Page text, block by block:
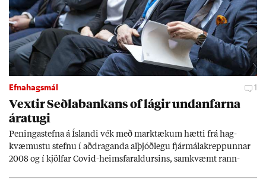
Efnahagsmál 1
Vext­ir Seðla­bank­ans of lág­ir und­an­farna
ára­tugi
Pen­inga­stefna á Ís­landi vék með mark­tæk­um hætti frá hag­
kvæm­ustu stefnu í að­drag­anda al­þjóð­legu fjár­málakrepp­unn­ar
2008 og í kjöl­far Covid-heims­far­ald­urs­ins, sam­kvæmt rann­